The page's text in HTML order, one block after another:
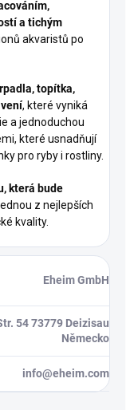
a tichým
akvaristů po
topítka,
, které vyniká
a jednoduchou
které usnadňují
pro ryby i rostliny.
která bude
z nejlepších
kvality.
Eheim GmbH
54 73779 Deizisau
Německo
info@eheim.com